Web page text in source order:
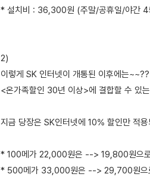
* 설치비 : 36,300원 (주말/공휴일/야간
2)
이렇게 SK 인터넷이 개통된 이후에는
<온가족할인 30년 이상>에 결합할 수 있
지금 당장은 SK인터넷에 10% 할인만 적
* 100메가 22,000원은 --> 19,800원으
* 500메가 33,000원은 --> 29,700원으